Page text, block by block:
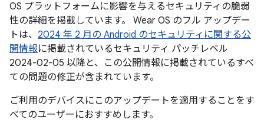
OS プラットフォームに影響を与えるセキュリティの脆弱
性の詳細を掲載しています。 Wear OS のフル アップデー
トは、 2024 年 2 月の Android のセキュリティに関する公
開情報に掲載されているセキュリティ パッチレベル
2024-02-05 以降と、この公開情報に掲載されているすべ
ての問題の修正が含まれています。
ご利用のデバイスにこのアップデートを適用することをす
べてのユーザーにおすすめします。